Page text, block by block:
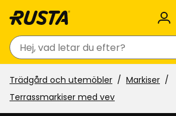
Sök
Trädgård och utemöbler
Markiser
Terrassmarkiser med vev